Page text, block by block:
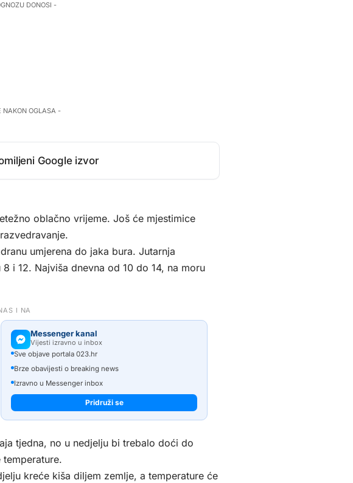
DONOSI -
NAKON OGLASA -
Google izvor
oblačno vrijeme. Još će mjestimice
umjerena do jaka bura. Jutarnja
i 12. Najviša dnevna od 10 do 14, na moru
I NA
Messenger kanal
Vijesti izravno u inbox
Sve objave portala 023.hr
Brze obavijesti o breaking news
Izravno u Messenger inbox
Pridruži se
tjedna, no u nedjelju bi trebalo doći do
kreće kiša diljem zemlje, a temperature će